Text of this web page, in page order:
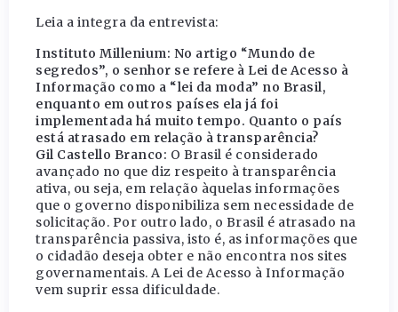
Leia a integra da entrevista:
Instituto Millenium: No artigo “Mundo de
segredos”, o senhor se refere à Lei de Acesso à
Informação como a “lei da moda” no Brasil,
enquanto em outros países ela já foi
implementada há muito tempo. Quanto o país
está atrasado em relação à transparência?
Gil Castello Branco: O Brasil é considerado
avançado no que diz respeito à transparência
ativa, ou seja, em relação àquelas informações
que o governo disponibiliza sem necessidade de
solicitação. Por outro lado, o Brasil é atrasado na
transparência passiva, isto é, as informações que
o cidadão deseja obter e não encontra nos sites
governamentais. A Lei de Acesso à Informação
vem suprir essa dificuldade.